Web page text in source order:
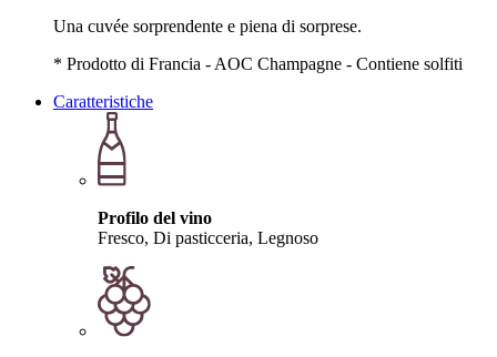
Una cuvée sorprendente e piena di sorprese.
* Prodotto di Francia - AOC Champagne - Contiene solfiti
Caratteristiche
Profilo del vino
Fresco, Di pasticceria, Legnoso